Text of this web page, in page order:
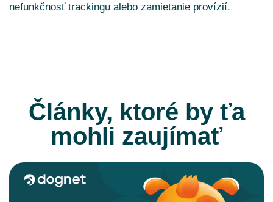
nefunkčnosť trackingu alebo zamietanie provízií.
Články, ktoré by ťa
mohli zaujímať